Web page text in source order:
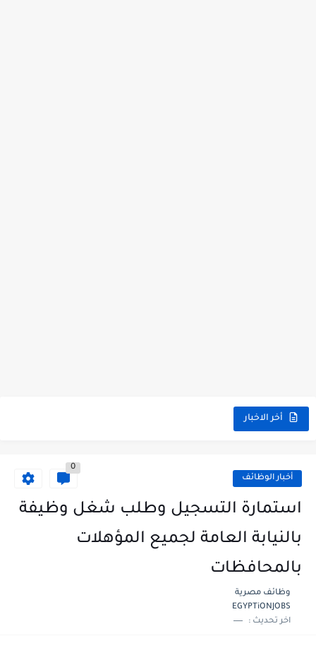
أخر الاخبار
أخبار الوظائف
0
استمارة التسجيل وطلب شغل وظيفة
بالنيابة العامة لجميع المؤهلات
بالمحافظات
وظائف مصرية
EGYPTiONJOBS
اخر تحديث :